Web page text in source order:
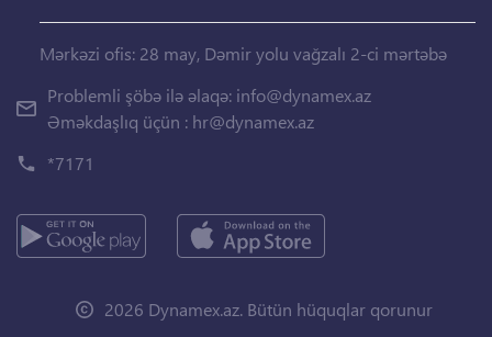
Mərkəzi ofis: 28 may, Dəmir yolu vağzalı 2-ci mərtəbə
Problemli şöbə ilə əlaqə: info@dynamex.az
Əməkdaşlıq üçün : hr@dynamex.az
*7171
2026 Dynamex.az. Bütün hüquqlar qorunur